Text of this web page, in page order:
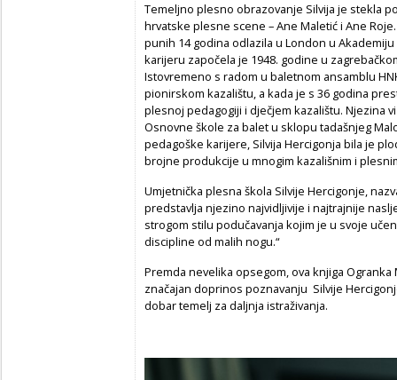
Temeljno plesno obrazovanje Silvija je stekla
hrvatske plesne scene – Ane Maletić i Ane
punih 14 godina odlazila u London u
karijeru započela je 1948. godine u
Istovremeno s radom u baletnom ansamblu
pionirskom kazalištu, a kada je s 36 godina
plesnoj pedagogiji i dječjem kazalištu. Njezina
Osnovne škole za balet u sklopu tadašnjeg
pedagoške karijere, Silvija Hercigonja bila je
brojne produkcije u mnogim kazališnim i
Umjetnička plesna škola Silvije Hercigonje,
predstavlja njezino najvidljivije i najtrajnije
strogom stilu podučavanja kojim je u svoje
discipline od malih nogu.“
Premda nevelika opsegom, ova knjiga
značajan doprinos poznavanju Silvije
dobar temelj za daljnja istraživanja.